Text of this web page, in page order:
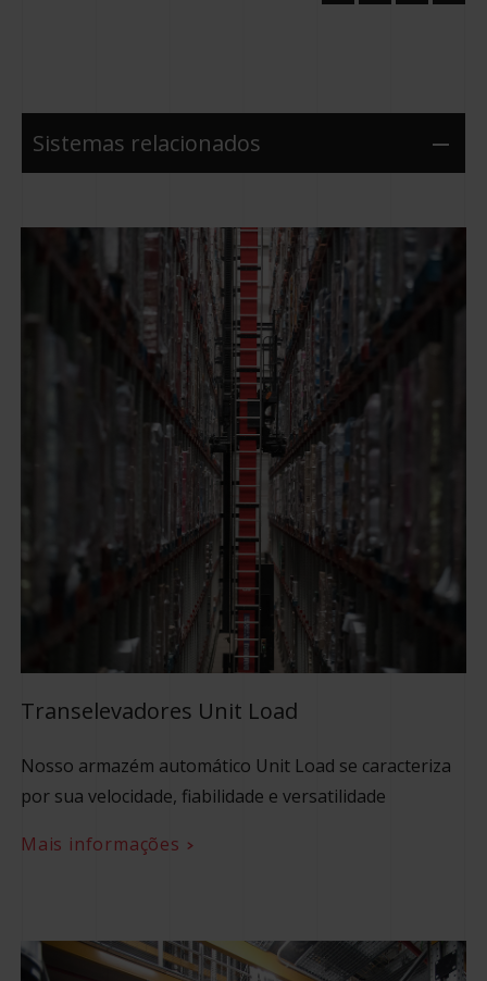
Sistemas relacionados
Transelevadores Unit Load
Nosso armazém automático Unit Load se caracteriza
por sua velocidade, fiabilidade e versatilidade
Mais informações